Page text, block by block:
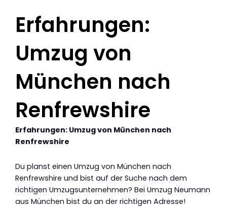
Erfahrungen:
Umzug von
München nach
Renfrewshire
Erfahrungen: Umzug von München nach
Renfrewshire
Du planst einen Umzug von München nach
Renfrewshire und bist auf der Suche nach dem
richtigen Umzugsunternehmen? Bei Umzug Neumann
aus München bist du an der richtigen Adresse!